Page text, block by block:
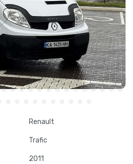
Renault
Trafic
2011